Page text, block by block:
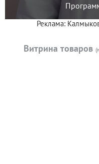
Реклама:
Витрина товаров